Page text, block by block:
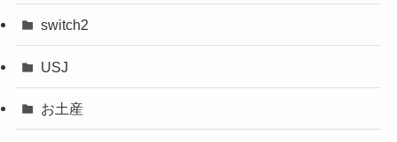
switch2
USJ
お土産